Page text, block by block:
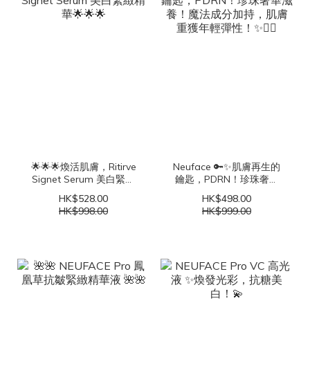
🌟🌟🌟煥活肌膚，Ritirve
Signet Serum 美白緊緻
精華🌟🌟🌟
HK$528.00
HK$998.00
Neuface 🔑✨肌膚再生的
鑰匙，PDRN！珍珠奢華
滋養！魔法成分加持，肌
膚重獲年輕彈性！✨💆‍♀️
HK$498.00
HK$999.00